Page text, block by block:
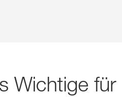
Wichtige für